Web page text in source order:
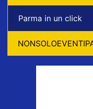
Parma in un click